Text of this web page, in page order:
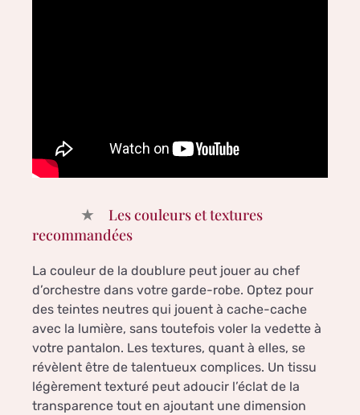
Les couleurs et textures
recommandées
La couleur de la doublure peut jouer au chef
d’orchestre dans votre garde-robe. Optez pour
des teintes neutres qui jouent à cache-cache
avec la lumière, sans toutefois voler la vedette à
votre pantalon. Les textures, quant à elles, se
révèlent être de talentueux complices. Un tissu
légèrement texturé peut adoucir l’éclat de la
transparence tout en ajoutant une dimension